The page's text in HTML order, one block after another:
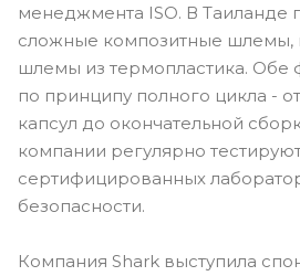
менеджмента ISO. В Таиланде
сложные композитные шлемы,
шлемы из термопластика. Обе
по принципу полного цикла -
капсул до окончательной
компании регулярно
сертифицированных
безопасности.
Компания Shark выступила